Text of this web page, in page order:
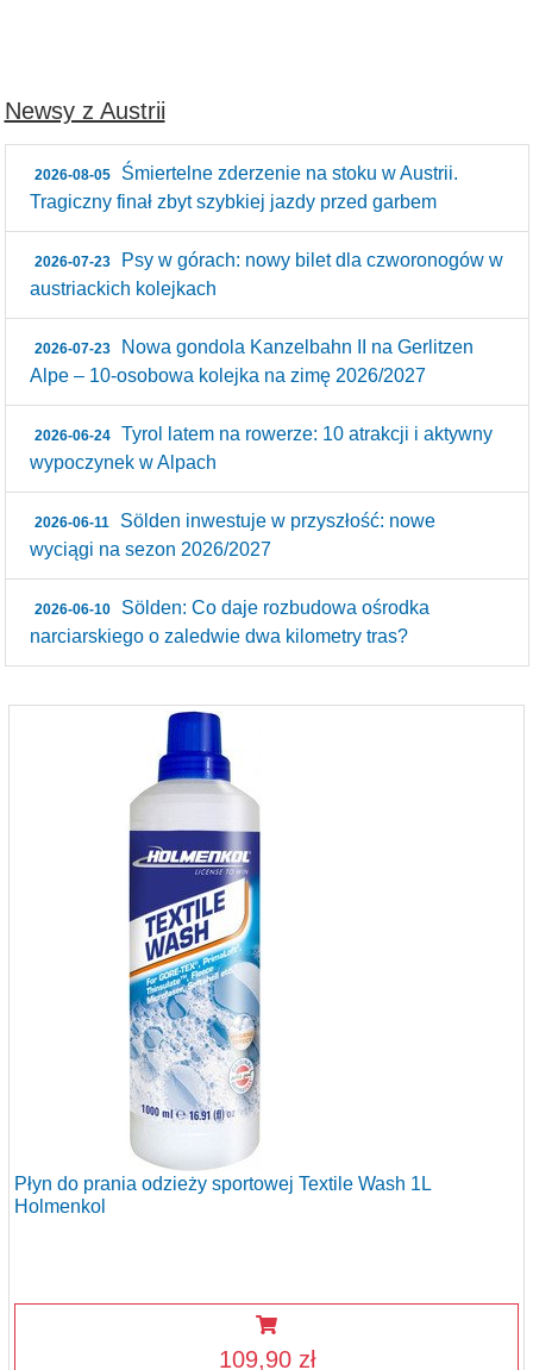
Newsy z Austrii
2026-08-05
Śmiertelne zderzenie na stoku w Austrii.
Tragiczny finał zbyt szybkiej jazdy przed garbem
2026-07-23
Psy w górach: nowy bilet dla czworonogów w
austriackich kolejkach
2026-07-23
Nowa gondola Kanzelbahn II na Gerlitzen
Alpe – 10‑osobowa kolejka na zimę 2026/2027
2026-06-24
Tyrol latem na rowerze: 10 atrakcji i aktywny
wypoczynek w Alpach
2026-06-11
Sölden inwestuje w przyszłość: nowe
wyciągi na sezon 2026/2027
2026-06-10
Sölden: Co daje rozbudowa ośrodka
narciarskiego o zaledwie dwa kilometry tras?
Płyn do prania odzieży sportowej Textile Wash 1L
Holmenkol
109,90 zł